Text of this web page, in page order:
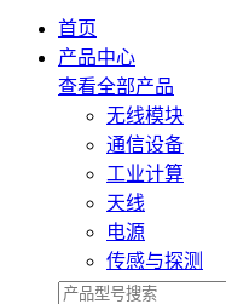
首页
产品中心
查看全部产品
无线模块
通信设备
工业计算
天线
电源
传感与探测